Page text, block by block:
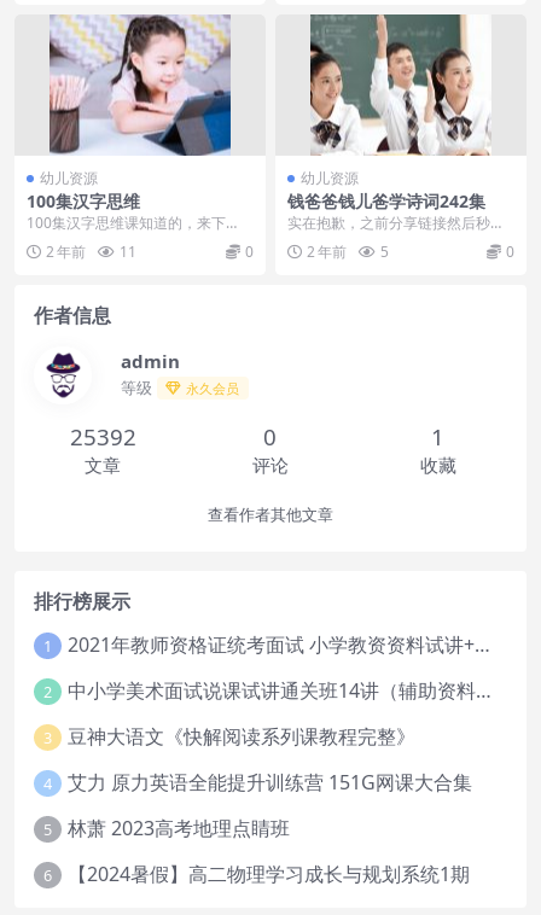
幼儿资源
100集汉字思维
100集汉字思维课知道的，来下
吧。
2 年前 11 0
幼儿资源
钱爸爸钱儿爸学诗词242集
实在抱歉，之前分享链接然后秒
删，现在已经更新2021.2.3，有之
前购买的，不知...
2 年前 5 0
作者信息
admin
等级 永久会员
25392
文章
0
评论
1
收藏
查看作者其他文章
排行榜展示
1 2021年教师资格证统考面试 小学教资资料试讲+答辩
2 中小学美术面试说课试讲通关班14讲（辅助资料第一套）
3 豆神大语文《快解阅读系列课教程完整》
4 艾力 原力英语全能提升训练营 151G网课大合集
5 林萧 2023高考地理点睛班
6 【2024暑假】高二物理学习成长与规划系统1期